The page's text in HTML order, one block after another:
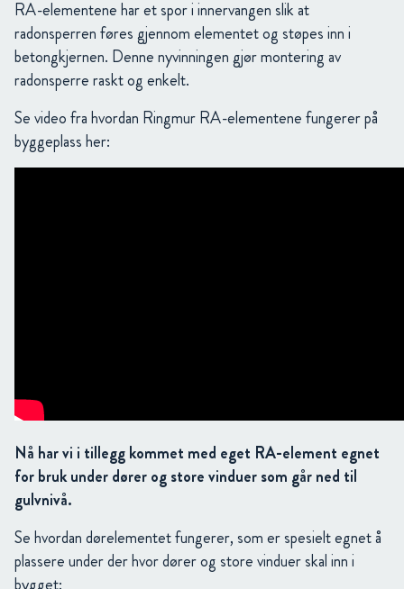
RA-elementene har et spor i innervangen slik at
radonsperren føres gjennom elementet og støpes inn i
betongkjernen. Denne nyvinningen gjør montering av
radonsperre raskt og enkelt.
Se video fra hvordan Ringmur RA-elementene fungerer på
byggeplass her:
Nå har vi i tillegg kommet med eget RA-element egnet
for bruk under dører og store vinduer som går ned til
gulvnivå.
Se hvordan dørelementet fungerer, som er spesielt egnet å
plassere under der hvor dører og store vinduer skal inn i